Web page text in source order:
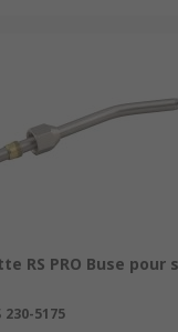
RS PRO Buse pour
230-5175